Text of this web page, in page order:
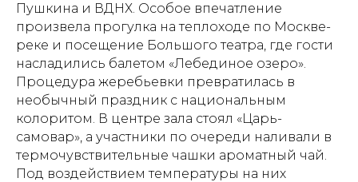
Пушкина и ВДНХ. Особое впечатление
произвела прогулка на теплоходе по Москве-
реке и посещение Большого театра, где гости
насладились балетом «Лебединое озеро».
Процедура жеребьевки превратилась в
необычный праздник с национальным
колоритом. В центре зала стоял «Царь-
самовар», а участники по очереди наливали в
термочувствительные чашки ароматный чай.
Под воздействием температуры на них